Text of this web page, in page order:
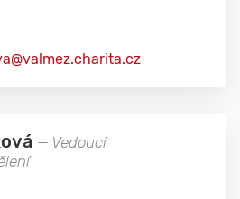
— Vedoucí